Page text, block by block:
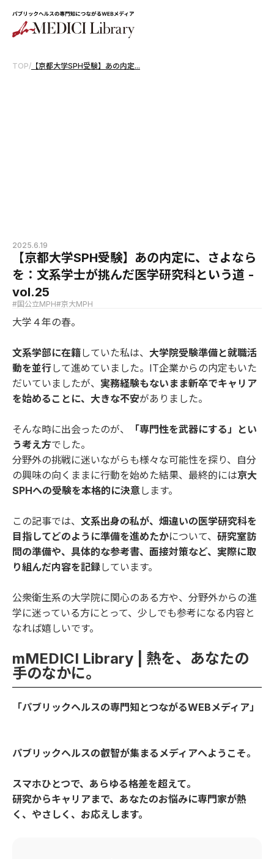
TOP/ 【京都大学SPH受験】あの内定...
2025.6.19
【京都大学SPH受験】あの内定に、さよなら
を：文系学士が挑んだ医学研究科という道 -
vol.25
#国公立MPH#京大MPH
大学４年の春。
文系学部に在籍していた私は、 大学院受験準備と就職活
動を並行して進めていました。IT企業からの内定もいた
だいていましたが、 実務経験もないまま新卒でキャリア
を始めることに、大きな不安がありました。
そんな時に出会ったのが、
「専門性を武器にする」とい
う考え方でした。
分野外の挑戦に迷いながらも様々な可能性を探り、自分
の興味の向くままに行動を始めた結果、最終的には京大
SPHへの受験を本格的に決意します。
この記事では、 文系出身の私が、畑違いの医学研究科を
目指してどのように準備を進めたかについて、 研究室訪
問の準備や、具体的な参考書、面接対策など、実際に取
り組んだ内容を記録しています。
公衆衛生系の大学院に関心のある方や、分野外からの進
学に迷っている方にとって、少しでも参考になる内容と
なれば嬉しいです。
mMEDICI Library | 熱を、あなたの
手のなかに。
「パブリックヘルスの専門知とつながるWEBメディア」
パブリックヘルスの叡智が集まるメディアへようこそ。
スマホひとつで、あらゆる格差を超えて。
研究からキャリアまで、あなたのお悩みに専門家が熱
く、やさしく、お応えします。